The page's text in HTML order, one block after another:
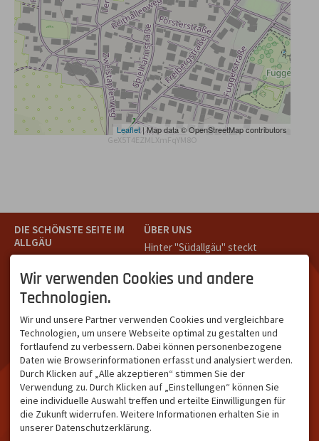
Leaflet| Map data © OpenStreetMap contributors
GeX5T4EZMLXmFqYM8O
DIE SCHÖNSTE SEITE IM
ALLGÄU
Teil des Oberallgäus. Es
verbindet die Tourismus-
Destinationen Oberstdorf,
Kleinwalsertal und beliebte
Urlaubsziele wie die
Hörnerdörfer, Alpsee-
Grünten, Oberstaufen oder
Wertach im Allgäu.
ÜBER UNS
Hinter "Südallgäu" steckt
Oberstdorf.
Unser Ziel ist ein attraktives
Leistungsträger im
südlichen Oberallgäu eine
starke Plattform bietet.
NETZWERK & REICHWEITE
ca. 36.700 Abos bei
Wir verwenden Cookies und andere
Technologien.
Wir und unsere Partner verwenden Cookies und vergleichbare
Technologien, um unsere Webseite optimal zu gestalten und
fortlaufend zu verbessern. Dabei können personenbezogene
Daten wie Browserinformationen erfasst und analysiert werden.
Durch Klicken auf „Alle akzeptieren“ stimmen Sie der
Verwendung zu. Durch Klicken auf „Einstellungen“ können Sie
eine individuelle Auswahl treffen und erteilte Einwilligungen für
die Zukunft widerrufen. Weitere Informationen erhalten Sie in
unserer Datenschutzerklärung.